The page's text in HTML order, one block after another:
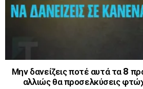
Μην δανείζεις ποτέ αυτά τα 8
αλλιώς θα προσελκύσεις